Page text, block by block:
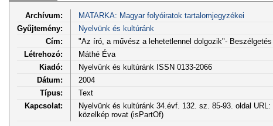
Archívum:
MATARKA: Magyar folyóiratok tartalomjegyzékei
Gyűjtemény:
Nyelvünk és kultúránk
Cím:
"Az író, a művész a lehetetlennel dolgozik"- Beszélgetés
Létrehozó:
Máthé Éva
Kiadó:
Nyelvünk és kultúránk ISSN 0133-2066
Dátum:
2004
Típus:
Text
Kapcsolat:
Nyelvünk és kultúránk 34.évf. 132. sz. 85-93. oldal URL:
közelkép rovat (isPartOf)